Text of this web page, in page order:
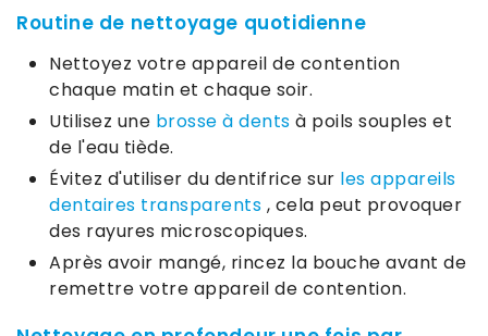
Routine de nettoyage quotidienne
Nettoyez votre appareil de contention
chaque matin et chaque soir.
Utilisez une brosse à dents à poils souples et
de l'eau tiède.
Évitez d'utiliser du dentifrice sur les appareils
dentaires transparents , cela peut provoquer
des rayures microscopiques.
Après avoir mangé, rincez la bouche avant de
remettre votre appareil de contention.